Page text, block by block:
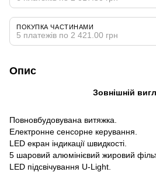
ПОКУПКА ЧАСТИНАМИ
5 платежів по 2 421.00 грн
Опис
Зовнішній
Повновбудовувана витяжка.
Електронне сенсорне керування.
LED екран індикації швидкості.
5 шаровий алюмінієвий жировий
LED підсвічування U-Light.